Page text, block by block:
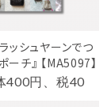
ッシュヤーンでつ
ーチ』 【MA5097】
400円、税40